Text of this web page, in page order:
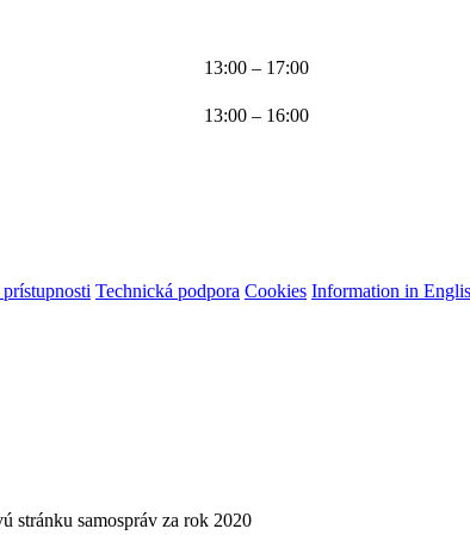
13:00 – 17:00
13:00 – 16:00
Technická podpora Cookies Information in
stránku samospráv za rok 2020